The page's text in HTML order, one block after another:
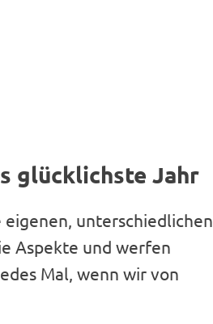
glücklichste Jahr
unterschiedlichen
Aspekte und werfen
Mal, wenn wir von